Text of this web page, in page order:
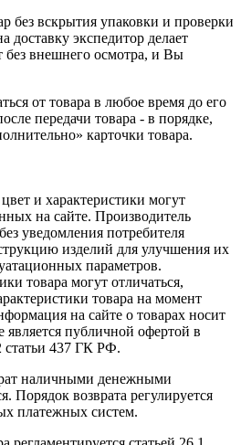
без вскрытия упаковки и проверки
доставку экспедитор делает
без внешнего осмотра, и Вы
от товара в любое время до его
передачи товара - в порядке,
карточки товара.
и характеристики могут
на сайте. Производитель
уведомления потребителя
изделий для улучшения их
параметров.
товара могут отличаться,
товара на момент
на сайте о товарах носит
является публичной офертой в
статьи 437 ГК РФ.
наличными денежными
Порядок возврата регулируется
платежных систем.